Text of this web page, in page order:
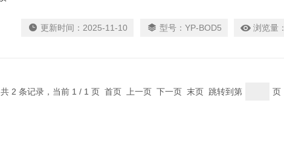
更新时间： 2025-11-10 型号： YP-BOD5 浏览量：
共 2 条记录，当前 1 / 1 页 首页 上一页 下一页 末页 跳转到第 页